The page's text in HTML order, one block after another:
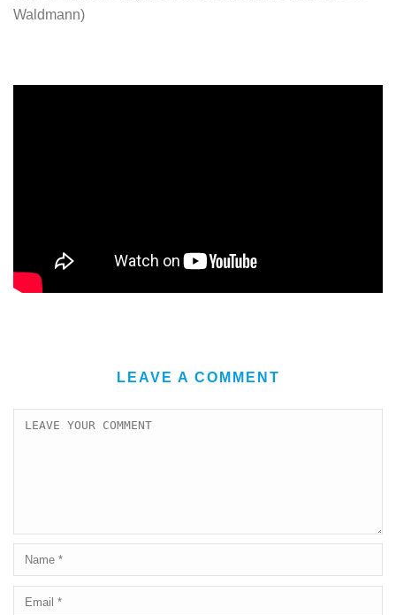
Waldmann)
LEAVE A COMMENT